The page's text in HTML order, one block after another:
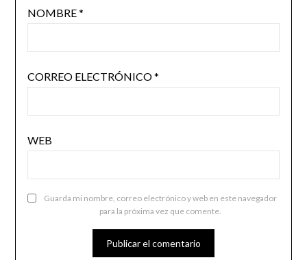
NOMBRE*
CORREO ELECTRÓNICO*
WEB
Guarda mi nombre, correo electrónico y web en este navegador
para la próxima vez que comente.